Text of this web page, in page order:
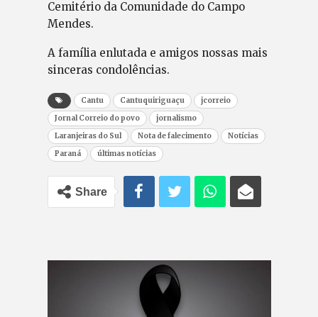
Cemitério da Comunidade do Campo
Mendes.
A família enlutada e amigos nossas mais
sinceras condolências.
Cantu Cantuquiriguaçu
jcorreio
Jornal Correio do povo
jornalismo
Laranjeiras do Sul
Nota de falecimento
Notícias
Paraná
últimas notícias
Share